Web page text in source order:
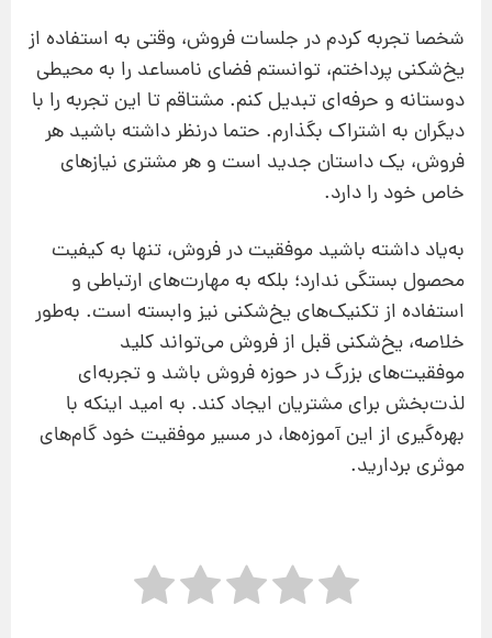
شخصا تجربه کردم در جلسات فروش، وقتی به استفاده از
یخ‌شکنی پرداختم، توانستم فضای نامساعد را به محیطی
دوستانه و حرفه‌ای تبدیل کنم. مشتاقم تا این تجربه را با
دیگران به اشتراک بگذارم. حتما درنظر داشته باشید هر
فروش، یک داستان جدید است و هر مشتری نیازهای
خاص خود را دارد.
به‌یاد داشته باشید موفقیت در فروش، تنها به کیفیت
محصول بستگی ندارد؛ بلکه به مهارت‌های ارتباطی و
استفاده از تکنیک‌های یخ‌شکنی نیز وابسته است. به‌طور
خلاصه، یخ‌شکنی قبل از فروش می‌تواند کلید
موفقیت‌های بزرگ در حوزه فروش باشد و تجربه‌ای
لذت‌بخش برای مشتریان ایجاد کند. به امید اینکه با
بهره‌گیری از این آموزه‌ها، در مسیر موفقیت خود گام‌های
موثری بردارید.